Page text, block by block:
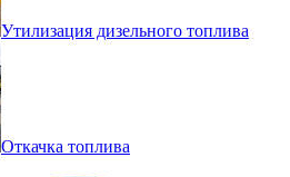
Утилизация дизельного топлива
Откачка топлива